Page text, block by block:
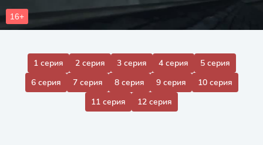
1 серия 2 серия 3 серия 4 серия
5 серия
6 серия
7 серия 8 серия 9 серия
10 серия
11 серия
12 серия